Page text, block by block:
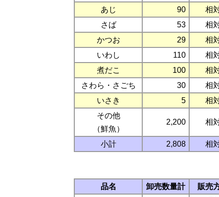
あじ 90
相
さば
53
相
かつお
29
相
いわし
110
相
煮だこ
100
相
さわら・さごち
30
相
いさき
5
相
その他
（鮮魚）
2,200 相
小計 2,808 相
品名 卸売数量計 販売